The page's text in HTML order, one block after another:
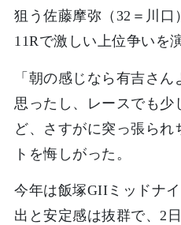
狙う佐藤摩弥（32＝川口
11Rで激しい上位争いを
「朝の感じなら有吉さ
思ったし、レースでも
ど、さすがに突っ張ら
トを悔しがった。
今年は飯塚GIIミッドナ
出と安定感は抜群で、2